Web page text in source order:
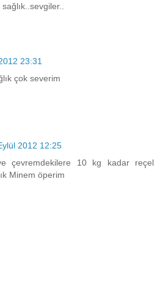
23:31
çok severim
2012 12:25
çevremdekilere 10 kg kadar reçel
Minem öperim